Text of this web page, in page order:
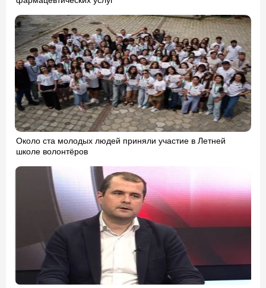
Около ста молодых людей приняли участие в Летней
школе волонтёров